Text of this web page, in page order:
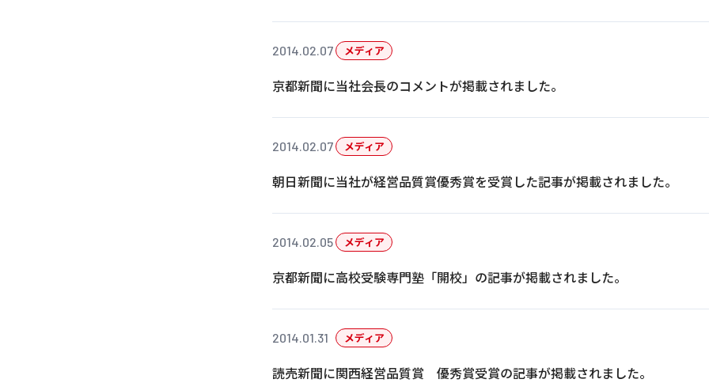
2014.02.07 メディア
京都新聞に当社会長のコメントが掲載されました。
2014.02.07 メディア
朝日新聞に当社が経営品質賞優秀賞を受賞した記事が掲載されました。
2014.02.05 メディア
京都新聞に高校受験専門塾「開校」の記事が掲載されました。
2014.01.31 メディア
読売新聞に関西経営品質賞 優秀賞受賞の記事が掲載されました。